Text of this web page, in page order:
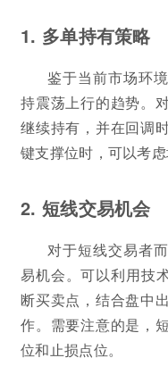
1. 多单持有策略
鉴于当前市场环
持震荡上行的趋势。
继续持有，并在回调
键支撑位时，可以考
2. 短线交易机会
对于短线交易者
易机会。可以利用技
断买卖点，结合盘中
作。需要注意的是，
位和止损点位。